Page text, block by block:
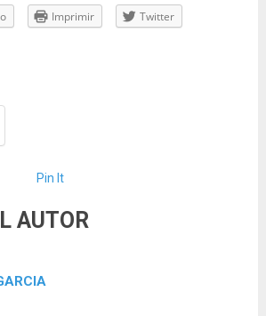
Imprimir
Twitter
Pin It
AUTOR